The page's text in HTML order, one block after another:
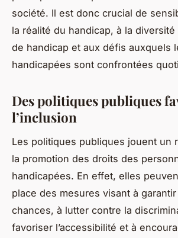
société. Il est donc crucial de
la réalité du handicap, à la
de handicap et aux défis auxquels
handicapées sont confrontées
Des politiques publiques
l’inclusion
Les politiques publiques jouent un
la promotion des droits des
handicapées. En effet, elles
place des mesures visant à garantir
chances, à lutter contre la
favoriser l’accessibilité et à